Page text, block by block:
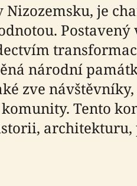
je
Postavený
národní
zve
Tento